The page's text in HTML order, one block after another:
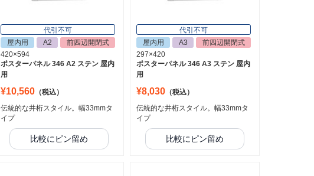
代引不可
屋内用
A2
前四辺開閉式
420×594
ポスターパネル 346 A2 ステン 屋内
用
¥10,560 （税込）
伝統的な井桁スタイル。幅33mmタ
イプ
比較にピン留め
代引不可
屋内用
A3
前四辺開閉式
297×420
ポスターパネル 346 A3 ステン 屋内
用
¥8,030 （税込）
伝統的な井桁スタイル。幅33mmタ
イプ
比較にピン留め